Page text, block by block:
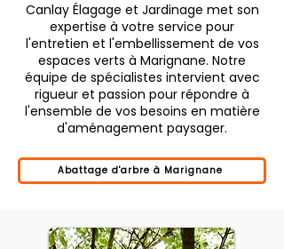
Canlay Élagage et Jardinage met son
expertise à votre service pour
l'entretien et l'embellissement de vos
espaces verts à Marignane. Notre
équipe de spécialistes intervient avec
rigueur et passion pour répondre à
l'ensemble de vos besoins en matière
d'aménagement paysager.
Abattage d'arbre à Marignane